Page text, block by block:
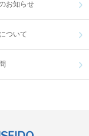
ャンクで英単語 Basic』
お知らせ
ついて